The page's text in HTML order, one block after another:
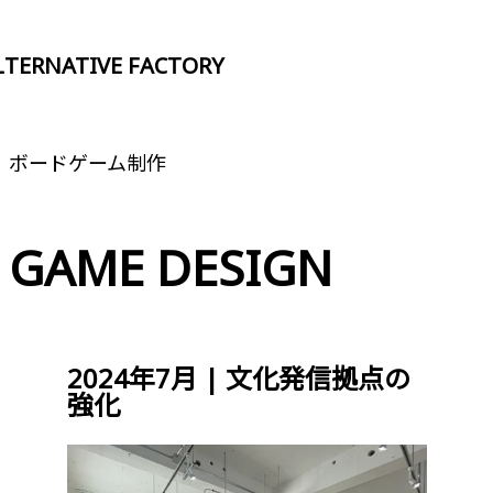
ボードゲーム制作
GAME DESIGN
2024年7月 | 文化発信拠点の
強化
ALTERNATIVE FACTORY
FACTORY